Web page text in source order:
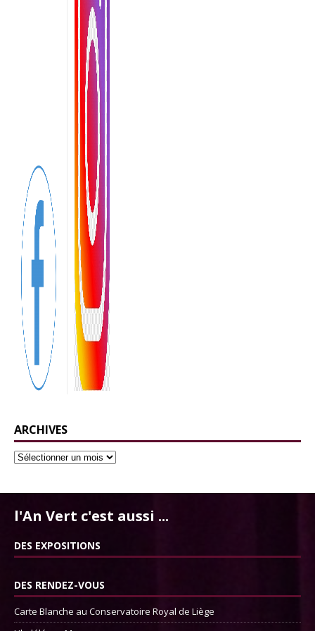
ARCHIVES
l'An Vert c'est aussi ...
DES EXPOSITIONS
DES RENDEZ-VOUS
Carte Blanche au Conservatoire Royal de Liège